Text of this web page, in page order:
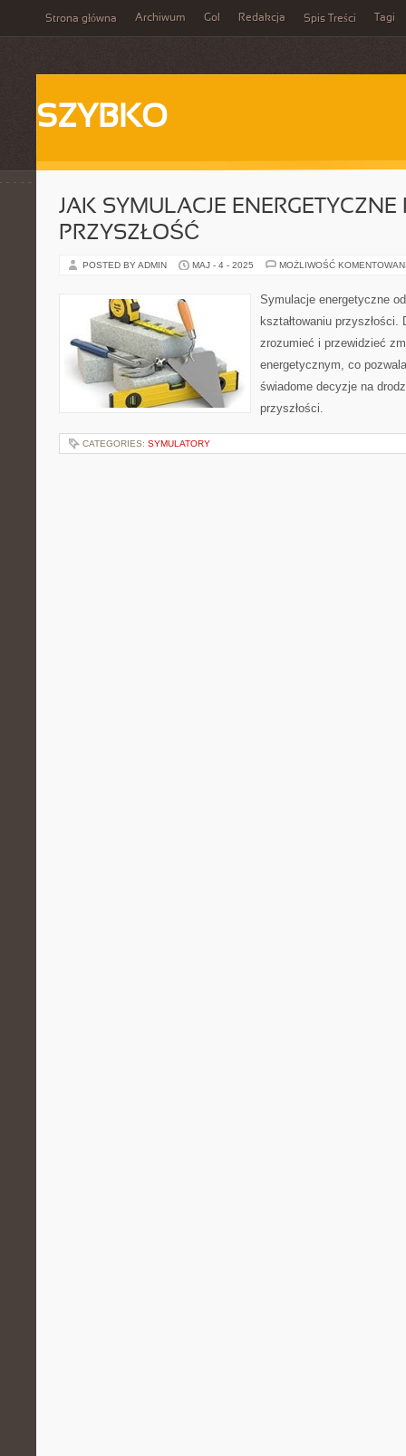
Strona główna Archiwum Gol Redakcja Spis Treści Tagi
SZYBKO
JAK SYMULACJE ENERGETYCZNE
PRZYSZŁOŚĆ
POSTED BY ADMIN MAJ - 4 - 2025 MOŻLIWOŚĆ
Symulacje energetyczne
kształtowaniu
zrozumieć i przewidzieć
energetycznym, co
świadome decyzje na
przyszłości.
CATEGORIES: SYMULATORY